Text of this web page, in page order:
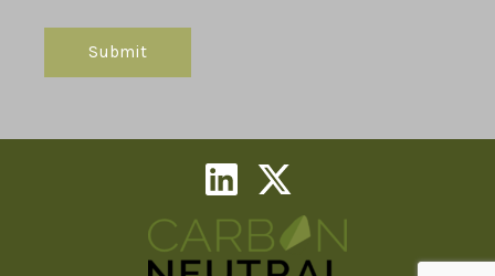
Submit